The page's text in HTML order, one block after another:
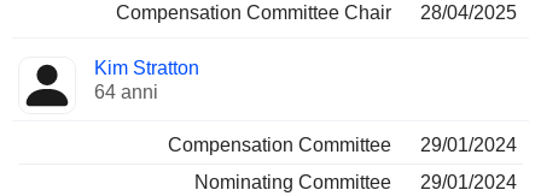
Compensation Committee Chair
28/04/2025
Kim Stratton
64 anni
Compensation Committee
29/01/2024
Nominating Committee
29/01/2024